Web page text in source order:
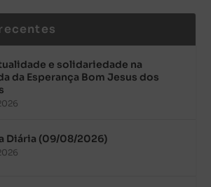
e solidariedade na
da Esperança Bom Jesus dos
Diária (09/08/2026)